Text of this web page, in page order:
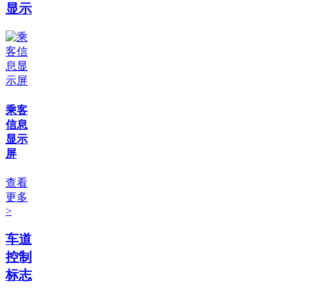
显示
乘客
信息
显示
屏
查看
更多
>
车道
控制
标志